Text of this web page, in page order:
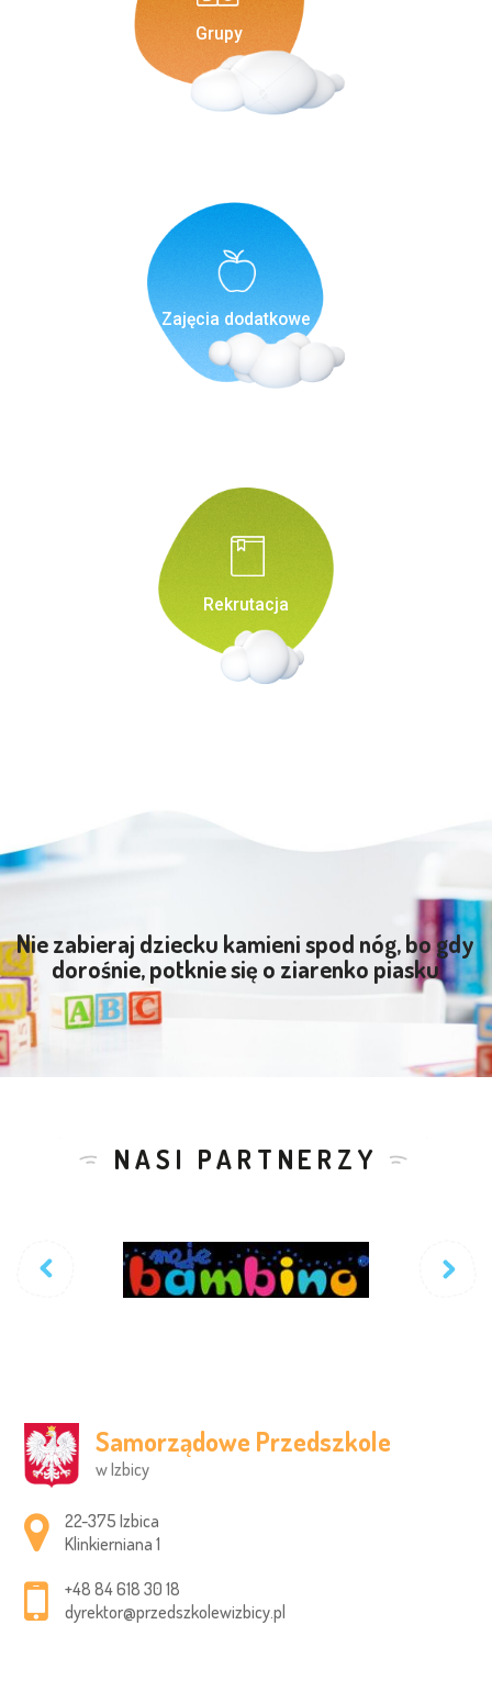
Grupy
Zajęcia dodatkowe
Rekrutacja
Nie zabieraj dziecku kamieni spod nóg, bo gdy
dorośnie, potknie się o ziarenko piasku
NASI PARTNERZY
Samorządowe Przedszkole
w Izbicy
Adres pocztowy:
22-375 Izbica
Klinkierniana 1
+48 84 618 30 18
dyrektor@przedszkolewizbicy.pl